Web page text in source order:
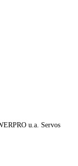
u.a. Servos